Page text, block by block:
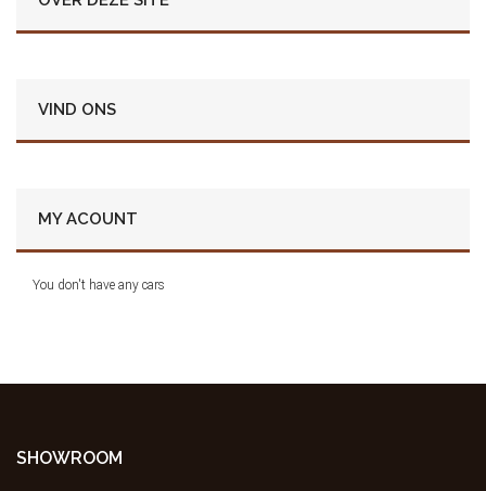
VIND ONS
MY ACOUNT
You don't have any cars
SHOWROOM